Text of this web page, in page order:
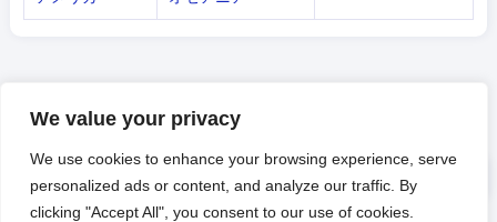
We value your privacy
We use cookies to enhance your browsing experience, serve
personalized ads or content, and analyze our traffic. By
clicking "Accept All", you consent to our use of cookies.